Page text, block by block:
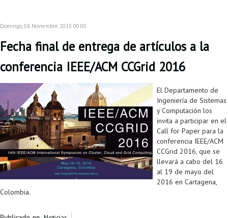
Domingo, 08 Noviembre 2015 00:00
Fecha final de entrega de artículos a la
conferencia IEEE/ACM CCGrid 2016
El Departamento de
Ingeniería de Sistemas
y Computación los
invita a participar en el
Call for Paper para la
conferencia IEEE/ACM
CCGrid 2016, que se
llevará a cabo del 16
al 19 de mayo del
2016 en Cartagena,
Colombia.